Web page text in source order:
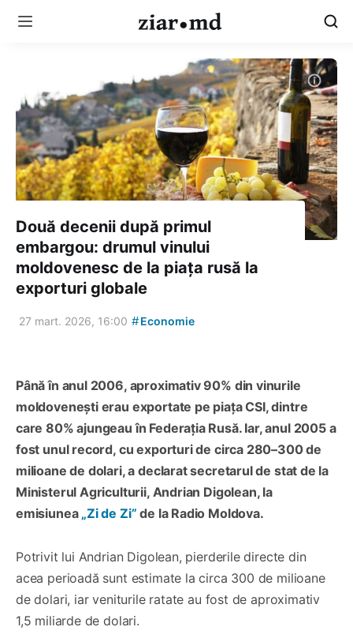
Două decenii după primul
embargou: drumul vinului
moldovenesc de la piața rusă la
exporturi globale
27 mart. 2026, 16:00 #Economie
Până în anul 2006, aproximativ 90% din vinurile
moldovenești erau exportate pe piața CSI, dintre
care 80% ajungeau în Federația Rusă. Iar, anul 2005 a
fost unul record, cu exporturi de circa 280–300 de
milioane de dolari, a declarat secretarul de stat de la
Ministerul Agriculturii, Andrian Digolean, la
emisiunea „Zi de Zi” de la Radio Moldova.
Potrivit lui Andrian Digolean, pierderile directe din
acea perioadă sunt estimate la circa 300 de milioane
de dolari, iar veniturile ratate au fost de aproximativ
1,5 miliarde de dolari.